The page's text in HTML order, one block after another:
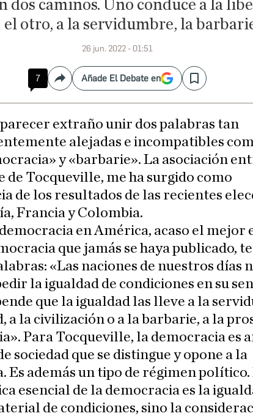
dos caminos. Uno conduce a la
otro, a la servidumbre, la
26 jun. 2022 - 01:51
7 CompartirAñade El Debate en Save
extraño unir dos palabras tan
alejadas e incompatibles
y «barbarie». La asociación
de Tocqueville, me ha surgido como
de los resultados de las recientes
Francia y Colombia.
en América, acaso el mejor
que jamás se haya publicado,
«Las naciones de nuestros días
la igualdad de condiciones en su
que la igualdad las lleve a la
a la civilización o a la barbarie, a la
Para Tocqueville, la democracia es
sociedad que se distingue y opone a la
Es además un tipo de régimen político.
esencial de la democracia es la
de condiciones, sino la